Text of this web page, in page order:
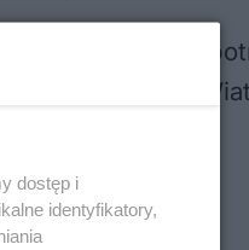
godziny 10:00 i
70 km/h.
dostęp i
identyfikatory,